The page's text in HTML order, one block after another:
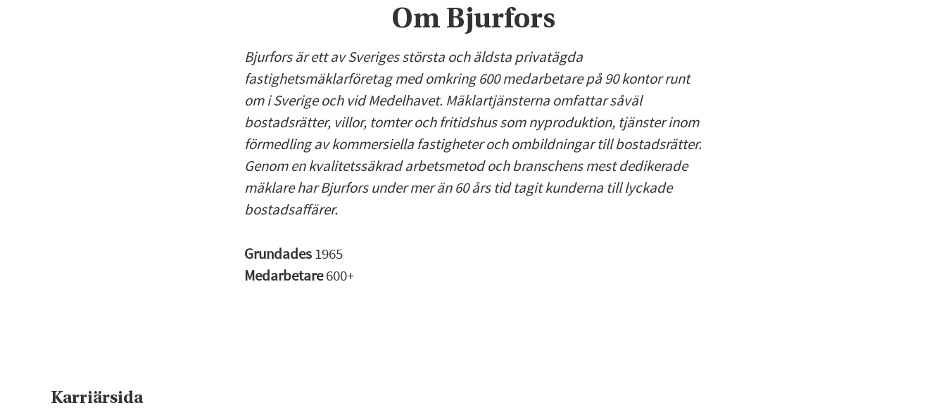
Om Bjurfors
Bjurfors är ett av Sveriges största och äldsta privatägda
fastighetsmäklarföretag med omkring 600 medarbetare på 90 kontor runt
om i Sverige och vid Medelhavet. Mäklartjänsterna omfattar såväl
bostadsrätter, villor, tomter och fritidshus som nyproduktion, tjänster inom
förmedling av kommersiella fastigheter och ombildningar till bostadsrätter.
Genom en kvalitetssäkrad arbetsmetod och branschens mest dedikerade
mäklare har Bjurfors under mer än 60 års tid tagit kunderna till lyckade
bostadsaffärer.
Grundades1965
Medarbetare600+
Karriärsida